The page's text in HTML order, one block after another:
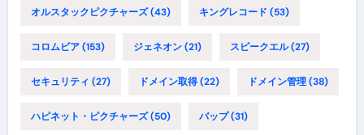
オルスタックピクチャーズ(43) キングレコード (53)
コロムビア(153) ジェネオン(21) スピークエル(27)
セキュリティ (27) ドメイン取得(22) ドメイン管理(38)
ハピネット・ピクチャーズ(50) バップ(31)